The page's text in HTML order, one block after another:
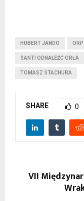
HUBERT JANDO ORP
SANTI ODNALEŹĆ ORŁA
TOMASZ STACHURA
SHARE 0
VII